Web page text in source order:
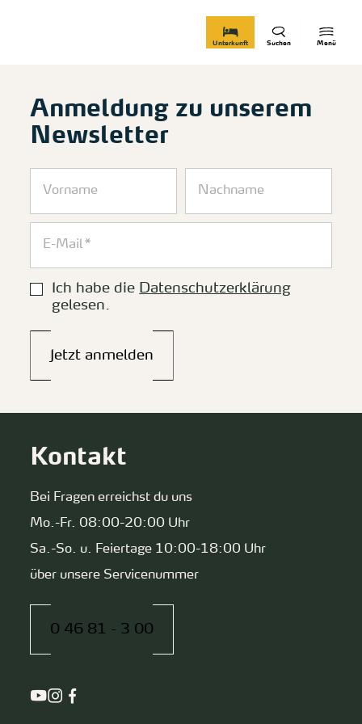
Menü
Suchen
Unterkunft
Anmeldung zu unserem
Newsletter
Ich habe die Datenschutzerklärung
gelesen.
Jetzt anmelden
Kontakt
Bei Fragen erreichst du uns
Mo.-Fr. 08:00-20:00 Uhr
Sa.-So. u. Feiertage 10:00-18:00 Uhr
über unsere Servicenummer
0 46 81 - 3 00